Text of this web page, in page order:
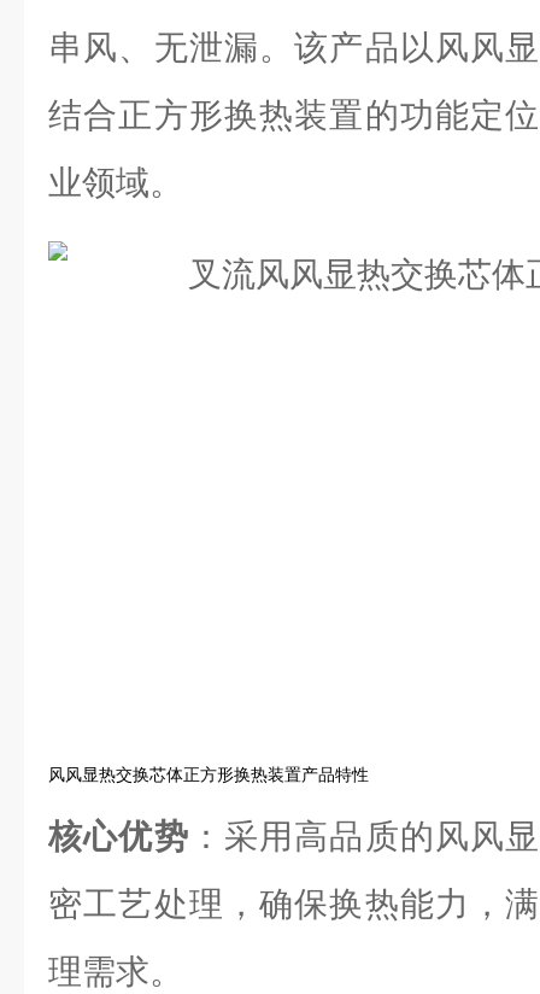
串风、无泄漏。该产品以风风
结合正方形换热装置的功能定
业领域。
风风显热交换芯体正方形换热装置产品特性
核心优势 ：采用高品质的风风
密工艺处理，确保换热能力，
理需求。